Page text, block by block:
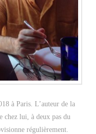
à Paris. L’auteur de la
chez lui, à deux pas du
régulièrement.